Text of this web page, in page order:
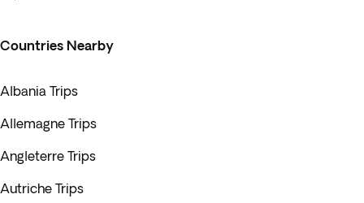
Countries Nearby
Albania Trips
Allemagne Trips
Angleterre Trips
Autriche Trips